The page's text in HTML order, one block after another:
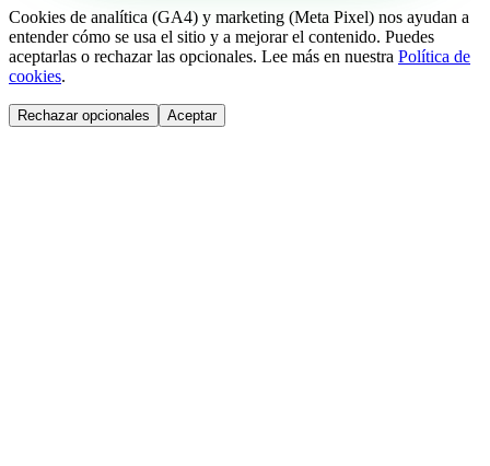
Cookies de analítica (GA4) y marketing (Meta Pixel) nos ayudan a
entender cómo se usa el sitio y a mejorar el contenido. Puedes
aceptarlas o rechazar las opcionales. Lee más en nuestra Política de
cookies.
Rechazar opcionales Aceptar